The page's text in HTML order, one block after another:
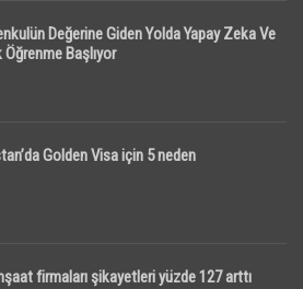
Değerine Giden Yolda Yapay Zeka Ve
Başlıyor
Golden Visa için 5 neden
firmaları şikayetleri yüzde 127 arttı